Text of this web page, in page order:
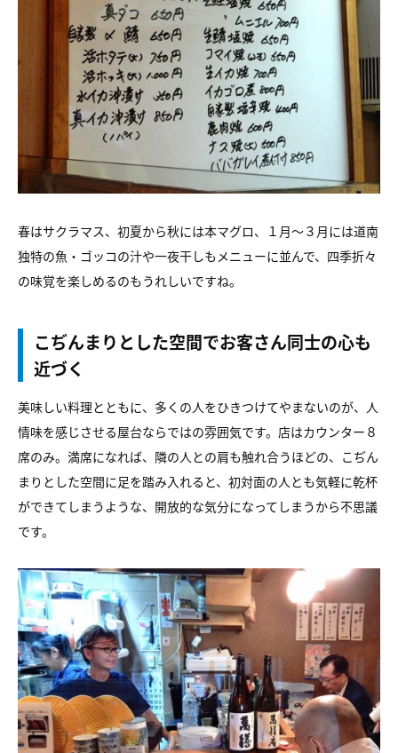
春はサクラマス、初夏から秋には本マグロ、１月～３月には道南
独特の魚・ゴッコの汁や一夜干しもメニューに並んで、四季折々
の味覚を楽しめるのもうれしいですね。
こぢんまりとした空間でお客さん同士の心も
近づく
美味しい料理とともに、多くの人をひきつけてやまないのが、人
情味を感じさせる屋台ならではの雰囲気です。店はカウンター８
席のみ。満席になれば、隣の人との肩も触れ合うほどの、こぢん
まりとした空間に足を踏み入れると、初対面の人とも気軽に乾杯
ができてしまうような、開放的な気分になってしまうから不思議
です。